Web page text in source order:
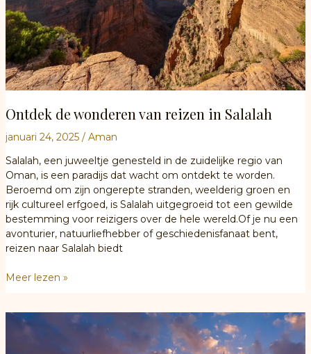
Ontdek de wonderen van reizen in Salalah
januari 24, 2025 / Aman
Salalah, een juweeltje genesteld in de zuidelijke regio van
Oman, is een paradijs dat wacht om ontdekt te worden.
Beroemd om zijn ongerepte stranden, weelderig groen en
rijk cultureel erfgoed, is Salalah uitgegroeid tot een gewilde
bestemming voor reizigers over de hele wereld.Of je nu een
avonturier, natuurliefhebber of geschiedenisfanaat bent,
reizen naar Salalah biedt
Ontdek
van
Meer lezen »